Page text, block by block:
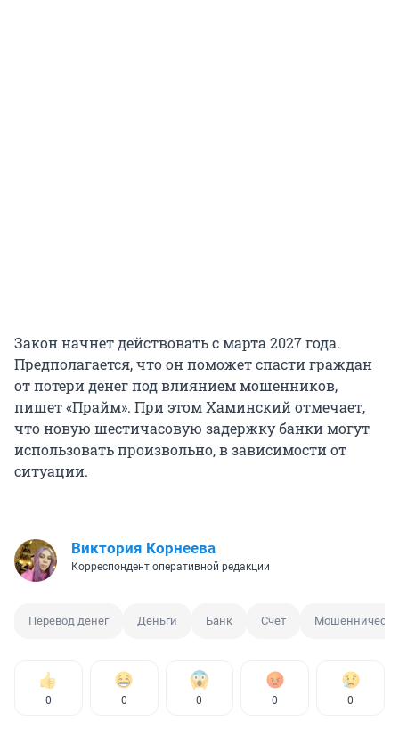
Закон начнет действовать с марта 2027 года.
Предполагается, что он поможет спасти граждан
от потери денег под влиянием мошенников,
пишет «Прайм». При этом Хаминский отмечает,
что новую шестичасовую задержку банки могут
использовать произвольно, в зависимости от
ситуации.
Виктория Корнеева
Корреспондент оперативной редакции
Перевод денег Деньги Банк Счет
0 0 0 0 0